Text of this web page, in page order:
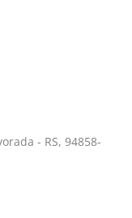
- RS, 94858-